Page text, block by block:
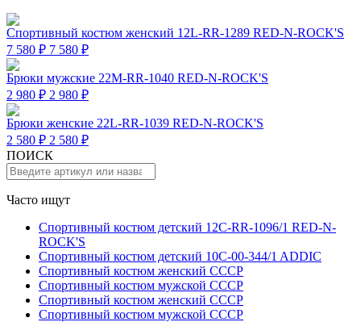
Спортивный костюм женский 12L-RR-1289 RED-N-ROCK'S
7 580 ₽ 7 580 ₽
Брюки мужские 22M-RR-1040 RED-N-ROCK'S
2 980 ₽ 2 980 ₽
Брюки женские 22L-RR-1039 RED-N-ROCK'S
2 580 ₽ 2 580 ₽
ПОИСК
Часто ищут
Спортивный костюм детский 12C-RR-1096/1 RED-N-
ROCK'S
Спортивный костюм детский 10C-00-344/1 ADDIC
Спортивный костюм женский СССР
Спортивный костюм мужской СССР
Спортивный костюм женский СССР
Спортивный костюм мужской СССР